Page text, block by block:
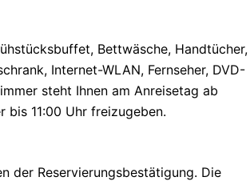
Bettwäsche, Handtücher,
Internet-WLAN, Fernseher, DVD-
steht Ihnen am Anreisetag ab
bis 11:00 Uhr freizugeben.
der Reservierungsbestätigung. Die